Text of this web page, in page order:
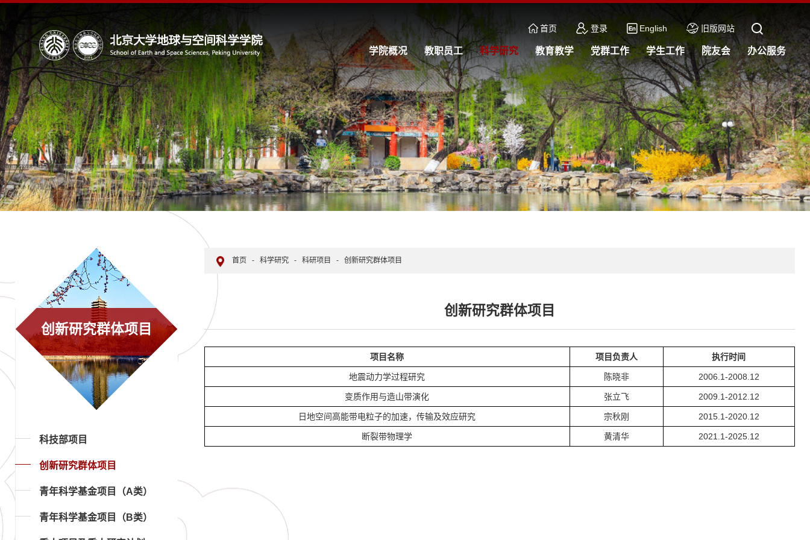
首页 登录 English 旧版网站
学院概况 教职员工 科学研究 教育教学 党群工作 学生工作 院友会 办公服务
创新研究群体项目
科技部项目
创新研究群体项目
青年科学基金项目（A类）
青年科学基金项目（B类）
首页 - 科学研究 - 科研项目 - 创新研究群体项目
创新研究群体项目
项目名称 项目负责人 执行时间
地震动力学过程研究 陈晓非 2006.1-2008.12
变质作用与造山带演化 张立飞 2009.1-2012.12
日地空间高能带电粒子的加速，传输及效应研究 宗秋刚 2015.1-2020.12
断裂带物理学 黄清华 2021.1-2025.12